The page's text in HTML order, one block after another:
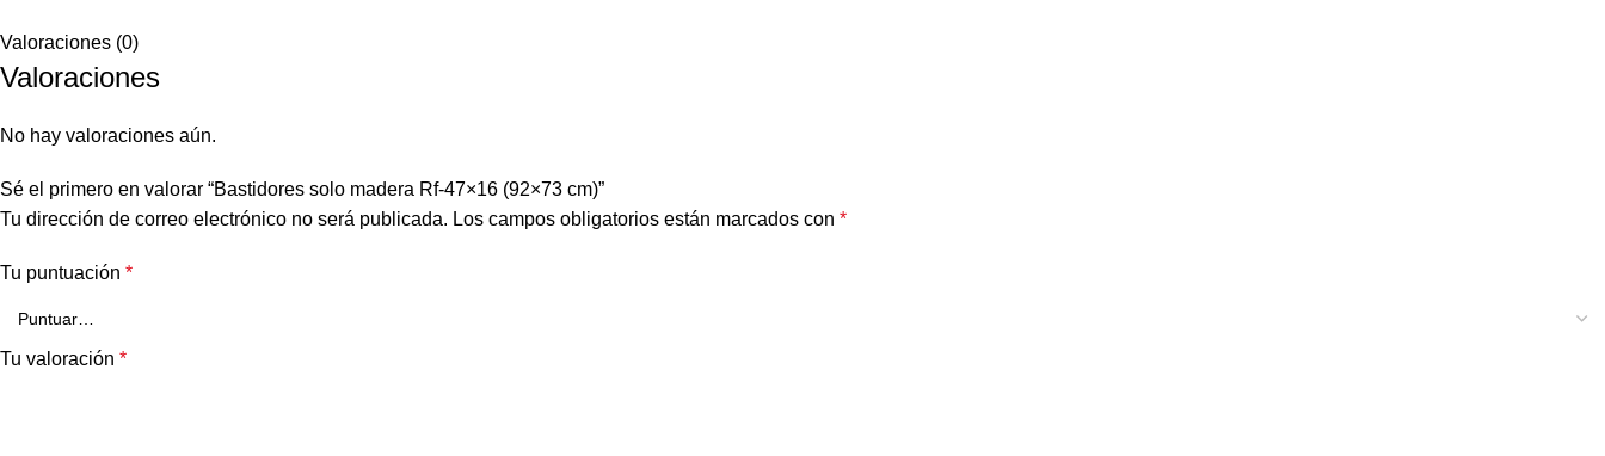
Valoraciones (0)
Valoraciones
No hay valoraciones aún.
Sé el primero en valorar “Bastidores solo madera Rf-47×16 (92×73 cm)”
Tu dirección de correo electrónico no será publicada. Los campos obligatorios están marcados con *
Tu puntuación *
Tu valoración *